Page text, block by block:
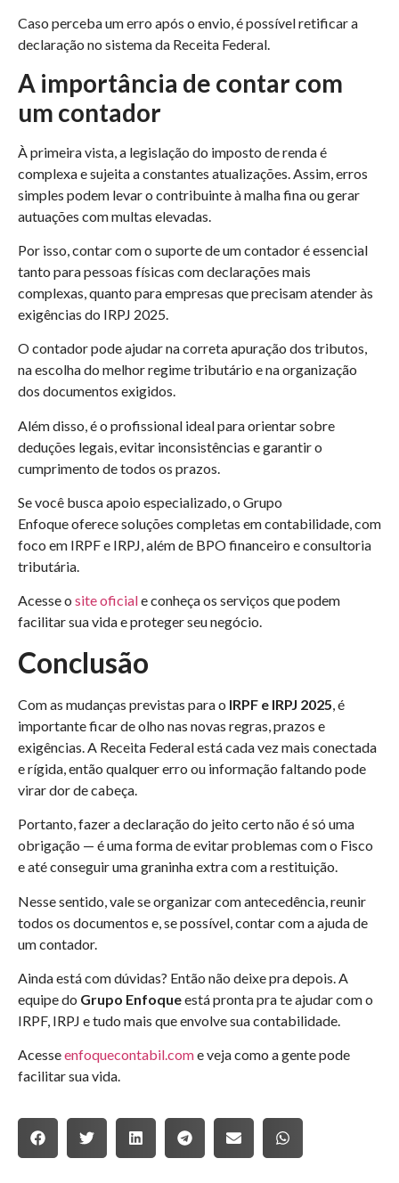
Caso perceba um erro após o envio, é possível retificar a
declaração no sistema da Receita Federal.
A importância de contar com
um contador
À primeira vista, a legislação do imposto de renda é
complexa e sujeita a constantes atualizações. Assim, erros
simples podem levar o contribuinte à malha fina ou gerar
autuações com multas elevadas.
Por isso, contar com o suporte de um contador é essencial
tanto para pessoas físicas com declarações mais
complexas, quanto para empresas que precisam atender às
exigências do IRPJ 2025.
O contador pode ajudar na correta apuração dos tributos,
na escolha do melhor regime tributário e na organização
dos documentos exigidos.
Além disso, é o profissional ideal para orientar sobre
deduções legais, evitar inconsistências e garantir o
cumprimento de todos os prazos.
Se você busca apoio especializado, o Grupo
Enfoqueoferece soluções completas em contabilidade, com
foco em IRPF e IRPJ, além de BPO financeiro e consultoria
tributária.
Acesseo site oficiale conheça os serviços que podem
facilitar sua vida e proteger seu negócio.
Conclusão
Com as mudanças previstas para o IRPF e IRPJ 2025, é
importante ficar de olho nas novas regras, prazos e
exigências. A Receita Federal está cada vez mais conectada
e rígida, então qualquer erro ou informação faltando pode
virar dor de cabeça.
Portanto, fazer a declaração do jeito certo não é só uma
obrigação — é uma forma de evitar problemas com o Fisco
e até conseguir uma graninha extra com a restituição.
Nesse sentido, vale se organizar com antecedência, reunir
todos os documentos e, se possível, contar com a ajuda de
um contador.
Ainda está com dúvidas? Então não deixe pra depois. A
equipe do Grupo Enfoqueestá pronta pra te ajudar com o
IRPF, IRPJ e tudo mais que envolve sua contabilidade.
Acesseenfoquecontabil.come veja como a gente pode
facilitar sua vida.